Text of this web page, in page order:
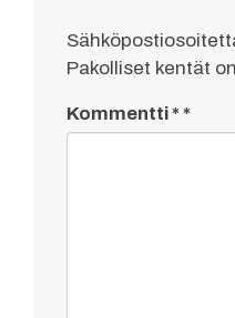
Pakolliset kentät
Kommentti*